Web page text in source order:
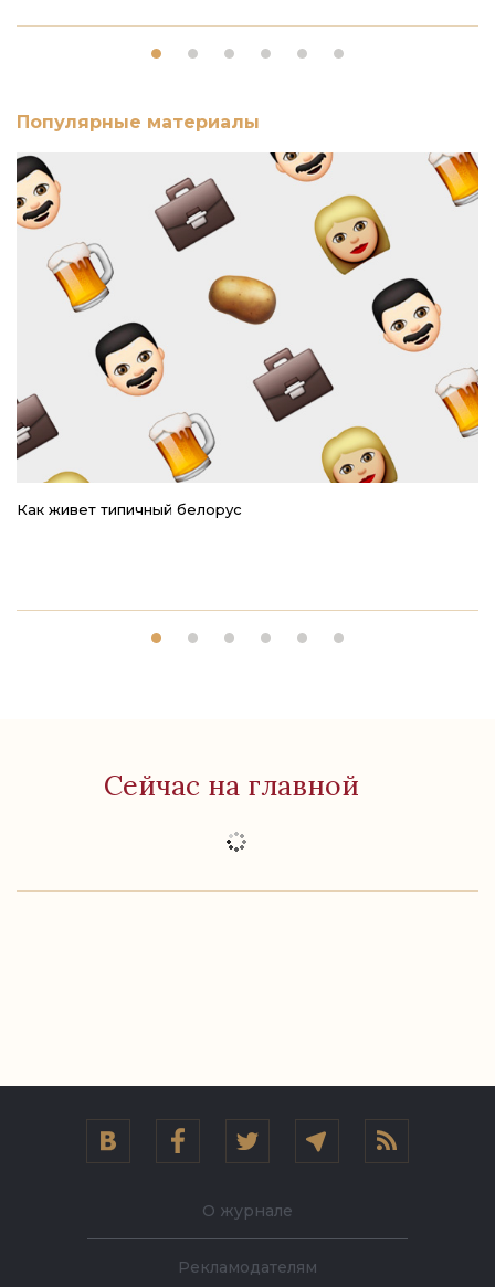
Популярные материалы
Как живет типичный белорус
Сейчас на главной
О журнале
Рекламодателям